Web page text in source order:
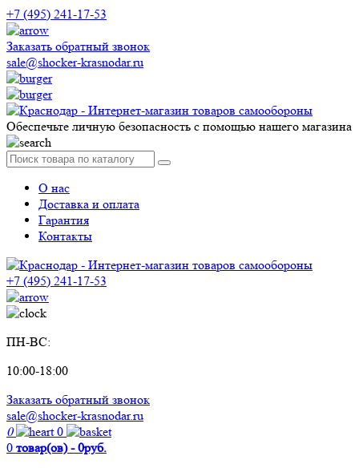
+7 (495) 241-17-53
Заказать обратный звонок
sale@shocker-krasnodar.ru
Обеспечьте личную безопасность с помощью нашего магазина
О нас
Доставка и оплата
Гарантия
Контакты
+7 (495) 241-17-53
ПН-ВС:
10:00-18:00
Заказать обратный звонок
sale@shocker-krasnodar.ru
0
0
0 товар(ов) - 0руб.